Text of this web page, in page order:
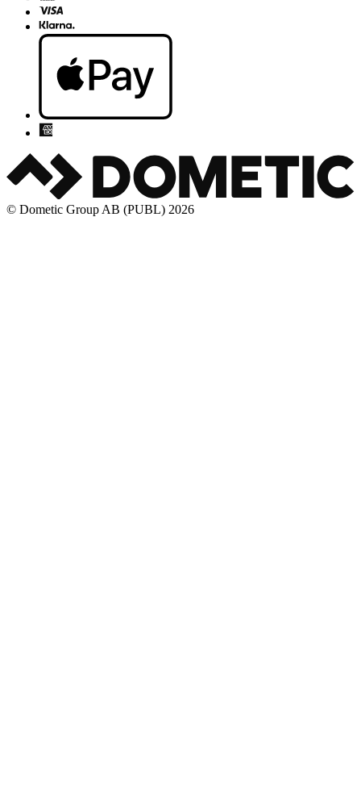
© Dometic Group AB (PUBL) 2026